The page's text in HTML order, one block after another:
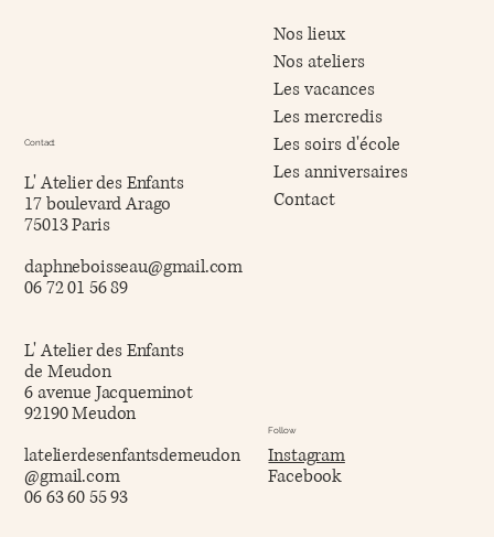
Contact
L' Atelier des Enfants
17 boulevard Arago
75013 Paris
daphneboisseau@gmail.com
06 72 01 56 89
L' Atelier des Enfants
de Meudon
6 avenue Jacqueminot
92190 Meudon
latelierdesenfantsdemeudon
@gmail.com
06 63 60 55 93
Nos lieux
Nos ateliers
Les vacances
Les mercredis
Les soirs d'école
Les anniversaires
Contact
Follow
Instagram
Facebook